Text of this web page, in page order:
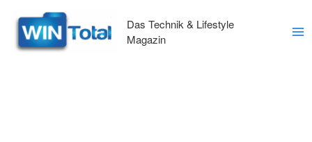
Inhalt
springen
Das Technik & Lifestyle
Magazin